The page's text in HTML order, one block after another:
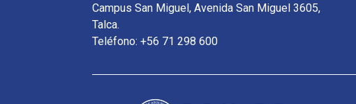
Campus San Miguel, Avenida San Miguel 3605,
Talca.
Teléfono: +56 71 298 600